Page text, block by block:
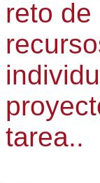
reto
tarea..